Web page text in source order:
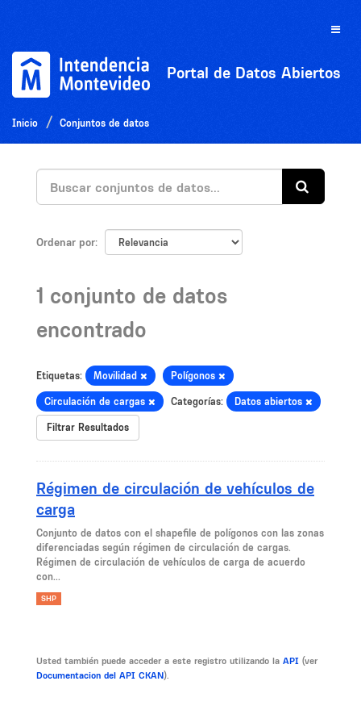
Toggle
Portal de Datos Abiertos
Inicio Conjuntos de datos
Ordenar por
1 conjunto de datos
encontrado
Etiquetas: Movilidad Polígonos
Circulación de cargas Categorías: Datos abiertos
Filtrar Resultados
Régimen de circulación de vehículos de
carga
Conjunto de datos con el shapefile de polígonos con las zonas
diferenciadas según régimen de circulación de cargas.
Régimen de circulación de vehículos de carga de acuerdo
con...
SHP
Usted también puede acceder a este registro utilizando la API (ver
Documentacion del API CKAN).